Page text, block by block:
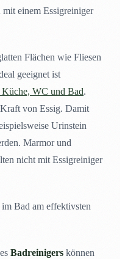
einem Essigreiniger
Flächen wie Fliesen
geeignet ist
WC und Bad.
von Essig. Damit
Urinstein
Marmor und
nicht mit Essigreiniger
Bad am effektivsten
Badreinigers können